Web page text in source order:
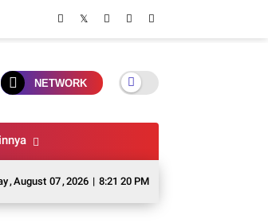
NETWORK
,August 07,2026 | 8:21 22 PM
Unit Dibanderol Rp 29,9 Juta